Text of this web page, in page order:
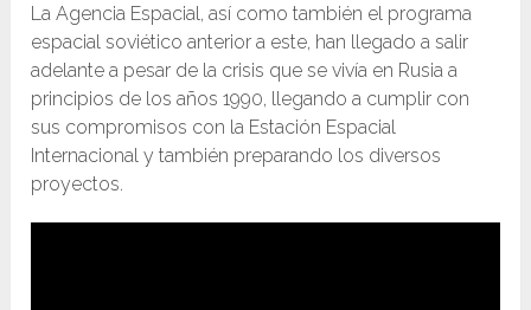
La Agencia Espacial, así como también el programa
espacial soviético anterior a este, han llegado a salir
adelante a pesar de la crisis que se vivía en Rusia a
principios de los años 1990, llegando a cumplir con
sus compromisos con la Estación Espacial
Internacional y también preparando los diversos
proyectos.